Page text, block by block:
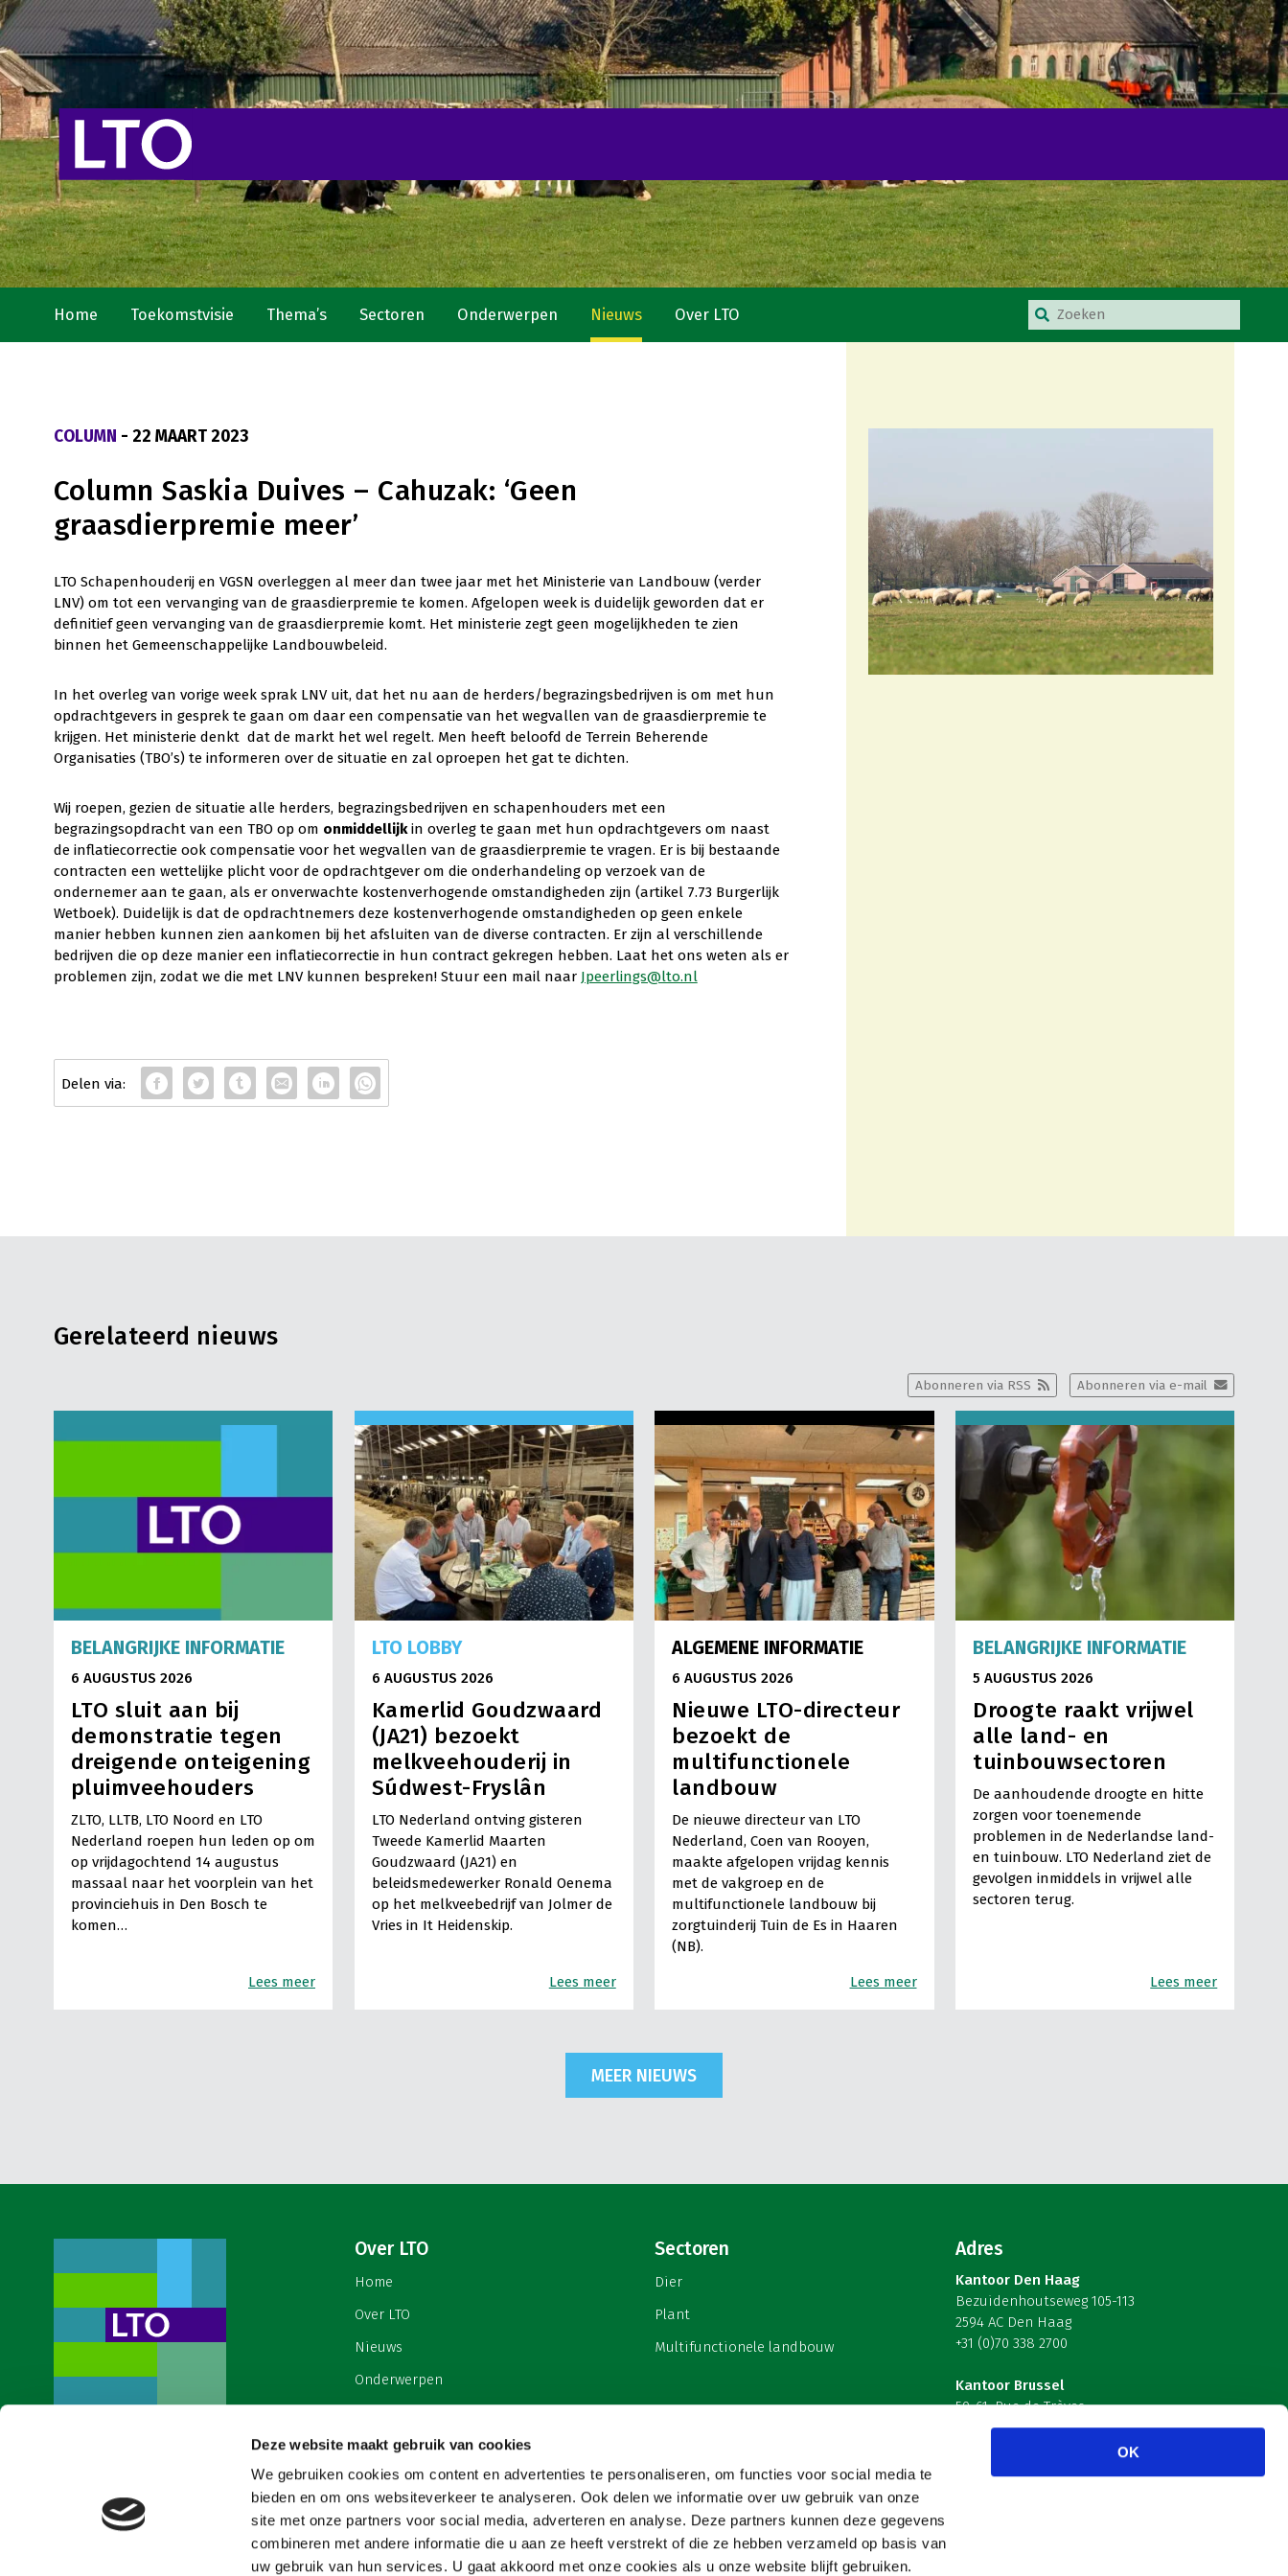
Deze website maakt gebruik van cookies
We gebruiken cookies om content en advertenties te personaliseren, om functies voor social media te
bieden en om ons websiteverkeer te analyseren. Ook delen we informatie over uw gebruik van onze
site met onze partners voor social media, adverteren en analyse. Deze partners kunnen deze gegevens
combineren met andere informatie die u aan ze heeft verstrekt of die ze hebben verzameld op basis van
uw gebruik van hun services. U gaat akkoord met onze cookies als u onze website blijft gebruiken.
OK
Home Toekomstvisie Thema’s Sectoren Onderwerpen Nieuws Over LTO
COLUMN - 22 MAART 2023
Column Saskia Duives – Cahuzak: ‘Geen
graasdierpremie meer’
LTO Schapenhouderij en VGSN overleggen al meer dan twee jaar met het Ministerie van Landbouw (verder
LNV) om tot een vervanging van de graasdierpremie te komen. Afgelopen week is duidelijk geworden dat er
definitief geen vervanging van de graasdierpremie komt. Het ministerie zegt geen mogelijkheden te zien
binnen het Gemeenschappelijke Landbouwbeleid.
In het overleg van vorige week sprak LNV uit, dat het nu aan de herders/begrazingsbedrijven is om met hun
opdrachtgevers in gesprek te gaan om daar een compensatie van het wegvallen van de graasdierpremie te
krijgen. Het ministerie denkt dat de markt het wel regelt. Men heeft beloofd de Terrein Beherende
Organisaties (TBO’s) te informeren over de situatie en zal oproepen het gat te dichten.
Wij roepen, gezien de situatie alle herders, begrazingsbedrijven en schapenhouders met een
begrazingsopdracht van een TBO op om onmiddellijkin overleg te gaan met hun opdrachtgevers om naast
de inflatiecorrectie ook compensatie voor het wegvallen van de graasdierpremie te vragen. Er is bij bestaande
contracten een wettelijke plicht voor de opdrachtgever om die onderhandeling op verzoek van de
ondernemer aan te gaan, als er onverwachte kostenverhogende omstandigheden zijn (artikel 7.73 Burgerlijk
Wetboek). Duidelijk is dat de opdrachtnemers deze kostenverhogende omstandigheden op geen enkele
manier hebben kunnen zien aankomen bij het afsluiten van de diverse contracten. Er zijn al verschillende
bedrijven die op deze manier een inflatiecorrectie in hun contract gekregen hebben. Laat het ons weten als er
problemen zijn, zodat we die met LNV kunnen bespreken! Stuur een mail naar Jpeerlings@lto.nl
Gerelateerd nieuws
Abonneren via e-mail
Abonneren via RSS
BELANGRIJKE INFORMATIE
6 AUGUSTUS 2026
LTO sluit aan bij
demonstratie tegen
dreigende onteigening
pluimveehouders
ZLTO, LLTB, LTO Noord en LTO
Nederland roepen hun leden op om
op vrijdagochtend 14 augustus
massaal naar het voorplein van het
provinciehuis in Den Bosch te
komen…
Lees meer
LTO LOBBY
6 AUGUSTUS 2026
Kamerlid Goudzwaard
(JA21) bezoekt
melkveehouderij in
Súdwest-Fryslân
LTO Nederland ontving gisteren
Tweede Kamerlid Maarten
Goudzwaard (JA21) en
beleidsmedewerker Ronald Oenema
op het melkveebedrijf van Jolmer de
Vries in It Heidenskip.
Lees meer
ALGEMENE INFORMATIE
6 AUGUSTUS 2026
Nieuwe LTO-directeur
bezoekt de
multifunctionele
landbouw
De nieuwe directeur van LTO
Nederland, Coen van Rooyen,
maakte afgelopen vrijdag kennis
met de vakgroep en de
multifunctionele landbouw bij
zorgtuinderij Tuin de Es in Haaren
(NB).
Lees meer
BELANGRIJKE INFORMATIE
5 AUGUSTUS 2026
Droogte raakt vrijwel
alle land- en
tuinbouwsectoren
De aanhoudende droogte en hitte
zorgen voor toenemende
problemen in de Nederlandse land-
en tuinbouw. LTO Nederland ziet de
gevolgen inmiddels in vrijwel alle
sectoren terug.
Lees meer
MEER NIEUWS
werkgeversorganisatie met meerwaarde,
voor een sector met meerwaarde. Dat is
Land- en Tuinbouw Organisatie
Nederland (LTO).
Over LTO
Home
Over LTO
Nieuws
Onderwerpen
Contact
Cookies & privacy
Sectoren
Dier
Plant
Multifunctionele landbouw
Adres
Kantoor Den Haag
Bezuidenhoutseweg 105-113
2594 AC Den Haag
+31 (0)70 338 2700
Kantoor Brussel
59-61, Rue de Trèves
B-1040 Brussel – België
Volg ons